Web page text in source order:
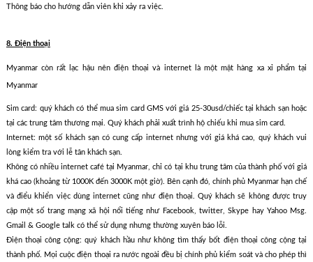
Thông báo cho hướng dẫn viên khi xảy ra việc.
8. Điện thoại
Myanmar còn rất lạc hậu nên điện thoại và internet là một mặt hàng xa xỉ phẩm tại
Myanmar
Sim card: quý khách có thể mua sim card GMS với giá 25-30usd/chiếc tại khách sạn hoặc
tại các trung tâm thương mại. Quý khách phải xuất trình hộ chiếu khi mua sim card.
Internet: một số khách sạn có cung cấp internet nhưng với giá khá cao, quý khách vui
lòng kiểm tra với lễ tân khách sạn.
Không có nhiều internet café tại Myanmar, chỉ có tại khu trung tâm của thành phố với giá
khá cao (khoảng từ 1000K đến 3000K một giờ). Bên cạnh đó, chính phủ Myanmar hạn chế
và điểu khiển việc dùng internet cũng như điện thoại. Quý khách sẽ không được truy
cập một số trang mạng xã hội nổi tiếng như Facebook, twitter, Skype hay Yahoo Msg.
Gmail & Google talk có thể sử dụng nhưng thường xuyên báo lỗi.
Điện thoại công cộng: quý khách hầu như không tìm thấy bốt điện thoại công cộng tại
thành phố. Mọi cuộc điện thoại ra nước ngoài đều bị chính phủ kiểm soát và cho phép thì